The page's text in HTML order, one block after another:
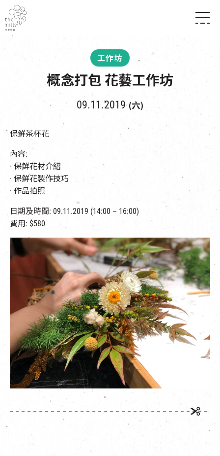
媒體中心
所有活動
導賞團
走進南豐紗廠
CHAT六廠
南豐作坊
其他體驗
到訪我們
開放時間及位置
穿梭巴士服務
停車場
EN|簡
工作坊
概念打包 花藝工作坊
09.11.2019 (六)
保鮮茶杯花
內容:
· 保鮮花材介紹
· 保鮮花製作技巧
· 作品拍照
日期及時間: 09.11.2019 (14:00 – 16:00)
費用: $580